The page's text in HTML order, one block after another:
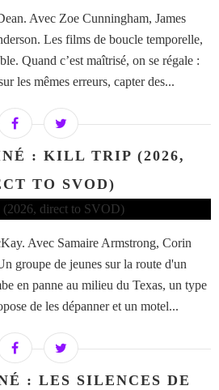
Avec Zoe Cunningham, James
Les films de boucle temporelle,
Quand c’est maîtrisé, on se régale :
les mêmes erreurs, capter des...
: KILL TRIP (2026,
TO SVOD)
Avec Samaire Armstrong, Corin
groupe de jeunes sur la route d'un
en panne au milieu du Texas, un type
de les dépanner et un motel...
: LES SILENCES DE